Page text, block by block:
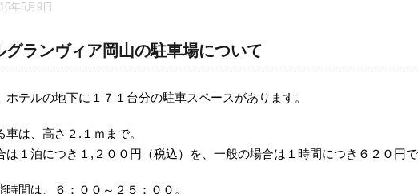
年5月9日
グランヴィア岡山の駐車場について
ホテルの地下に１７１台分の駐車スペースがあります。
車は、高さ２.１ｍまで。
は１泊につき１,２００円（税込）を、一般の場合は１時間につき６２０円で
時間は、６：００～２５：００。